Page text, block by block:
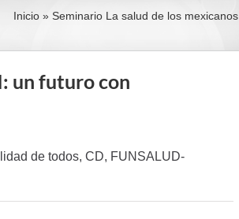
Inicio » Seminario La salud de los
un futuro con
de todos, CD, FUNSALUD-